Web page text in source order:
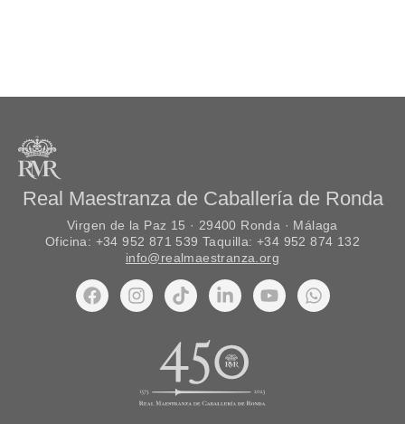
Real Maestranza de Caballería de Ronda
Virgen de la Paz 15 · 29400 Ronda · Málaga
Oficina: +34 952 871 539 Taquilla: +34 952 874 132
info@realmaestranza.org